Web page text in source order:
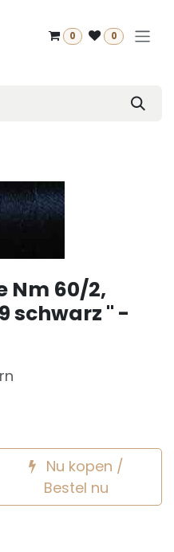
0 0
Nm 60/2,
schwarz " -
Nu kopen /
Bestel nu